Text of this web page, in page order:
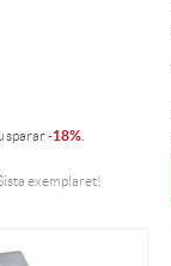
sparar-18%
exemplaret!